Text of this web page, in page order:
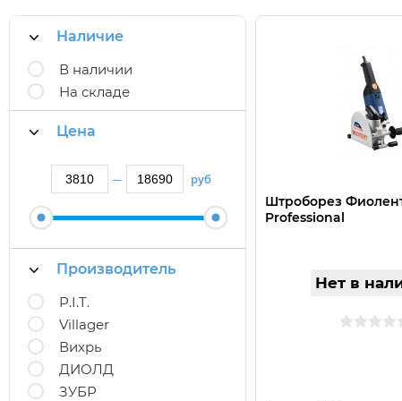
Наличие
В наличии
На складе
Цена
— руб
Производитель
P.I.T.
Villager
Вихрь
ДИОЛД
ЗУБР
Штроборез
Professional
Нет в